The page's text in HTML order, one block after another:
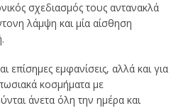
σχεδιασμός τους αντανακλά
λάμψη και μία αίσθηση
επίσημες εμφανίσεις, αλλά και για
κοσμήματα με
άνετα όλη την ημέρα και